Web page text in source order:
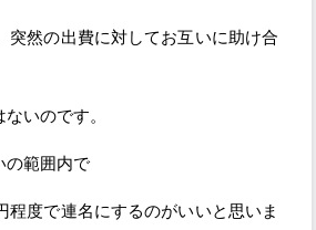
突然の出費に対してお互いに助け合
いのです。
の範囲内で
程度で連名にするのがいいと思いま